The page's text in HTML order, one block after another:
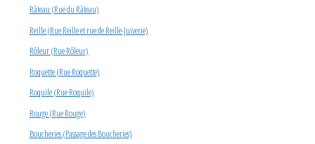
Râteau (Rue du Râteau)
Reille (Rue Reille et rue de Reille-Juiverie)
Rôleur (Rue Rôleur)
Roquette (Rue Roquette)
Roquile (Rue Roquile)
Rouge (Rue Rouge)
Boucheries (Passage des Boucheries)